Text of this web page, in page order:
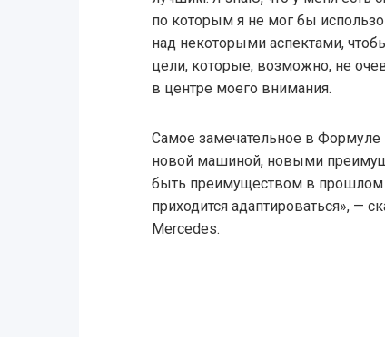
по которым я не мог бы
над некоторыми аспектами,
цели, которые, возможно, не
в центре моего внимания.
Самое замечательное в Формуле
новой машиной, новыми
быть преимуществом в прошлом
приходится адаптироваться», —
Mercedes.